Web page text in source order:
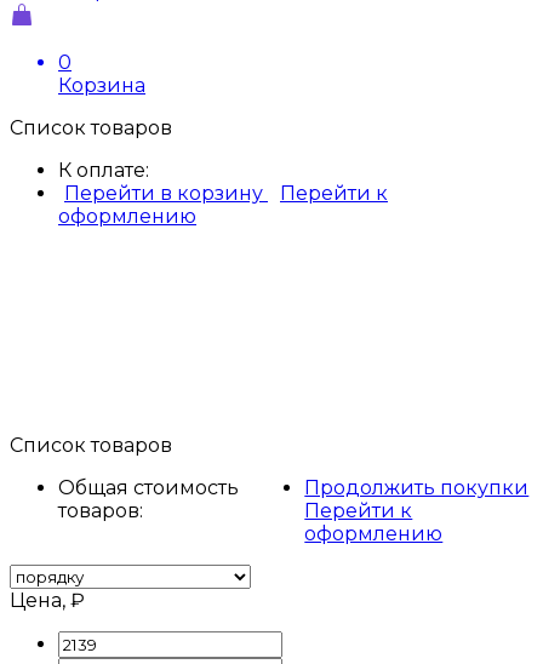
0
Корзина
Список товаров
К оплате:
Перейти в корзину
Перейти к
оформлению
Список товаров
Общая стоимость
товаров:
Продолжить покупки
Перейти к
оформлению
Цена, ₽